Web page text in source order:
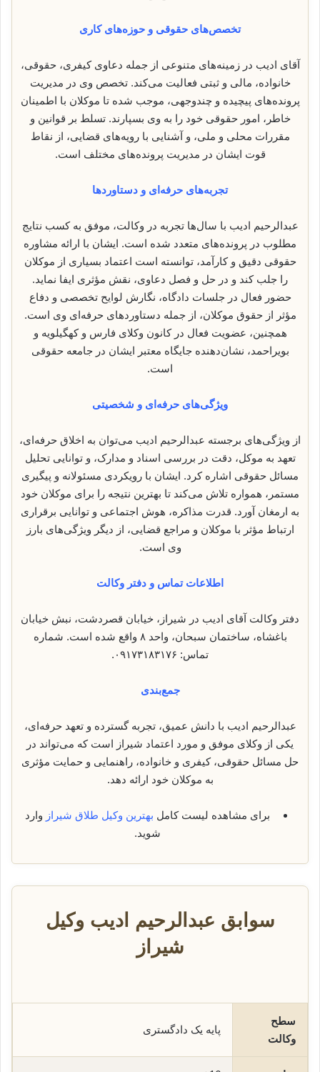
تخصص‌های حقوقی و حوزه‌های کاری
آقای ادیب در زمینه‌های متنوعی از جمله دعاوی کیفری، حقوقی،
خانواده، مالی و ثبتی فعالیت می‌کند. تخصص وی در مدیریت
پرونده‌های پیچیده و چندوجهی، موجب شده تا موکلان با اطمینان
خاطر، امور حقوقی خود را به وی بسپارند. تسلط بر قوانین و
مقررات محلی و ملی، و آشنایی با رویه‌های قضایی، از نقاط
قوت ایشان در مدیریت پرونده‌های مختلف است.
تجربه‌های حرفه‌ای و دستاوردها
عبدالرحیم ادیب با سال‌ها تجربه در وکالت، موفق به کسب نتایج
مطلوب در پرونده‌های متعدد شده است. ایشان با ارائه مشاوره
حقوقی دقیق و کارآمد، توانسته است اعتماد بسیاری از موکلان
را جلب کند و در حل و فصل دعاوی، نقش مؤثری ایفا نماید.
حضور فعال در جلسات دادگاه، نگارش لوایح تخصصی و دفاع
مؤثر از حقوق موکلان، از جمله دستاوردهای حرفه‌ای وی است.
همچنین، عضویت فعال در کانون وکلای فارس و کهگیلویه و
بویراحمد، نشان‌دهنده جایگاه معتبر ایشان در جامعه حقوقی
است.
ویژگی‌های حرفه‌ای و شخصیتی
از ویژگی‌های برجسته عبدالرحیم ادیب می‌توان به اخلاق حرفه‌ای،
تعهد به موکل، دقت در بررسی اسناد و مدارک، و توانایی تحلیل
مسائل حقوقی اشاره کرد. ایشان با رویکردی مسئولانه و پیگیری
مستمر، همواره تلاش می‌کند تا بهترین نتیجه را برای موکلان خود
به ارمغان آورد. قدرت مذاکره، هوش اجتماعی و توانایی برقراری
ارتباط مؤثر با موکلان و مراجع قضایی، از دیگر ویژگی‌های بارز
وی است.
اطلاعات تماس و دفتر وکالت
دفتر وکالت آقای ادیب در شیراز، خیابان قصردشت، نبش خیابان
باغشاه، ساختمان سبحان، واحد ۸ واقع شده است. شماره
تماس: ۰۹۱۷۳۱۸۳۱۷۶.
جمع‌بندی
عبدالرحیم ادیب با دانش عمیق، تجربه گسترده و تعهد حرفه‌ای،
یکی از وکلای موفق و مورد اعتماد شیراز است که می‌تواند در
حل مسائل حقوقی، کیفری و خانواده، راهنمایی و حمایت مؤثری
به موکلان خود ارائه دهد.
برای مشاهده لیست کامل بهترین وکیل طلاق شیراز وارد
شوید.
سوابق عبدالرحیم ادیب وکیل
شیراز
سطح
وکالت
پایه یک دادگستری